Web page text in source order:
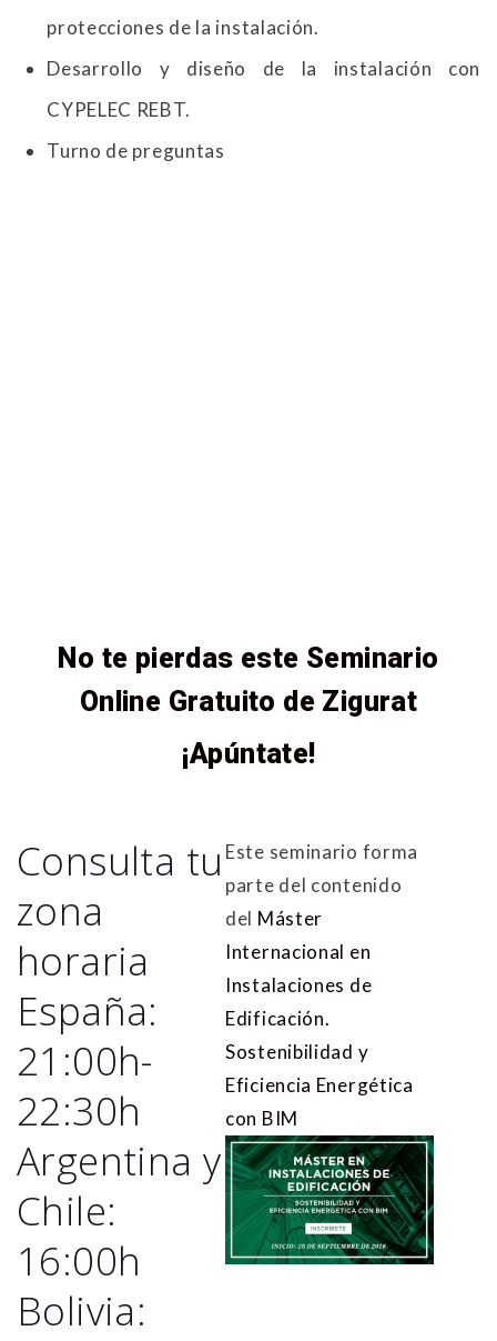
protecciones de la instalación.
Desarrollo y diseño de la instalación con
CYPELEC REBT.
Turno de preguntas
No te pierdas este Seminario
Online Gratuito de Zigurat
¡Apúntate!
Consulta tu
zona
horaria
España:
21:00h-
22:30h
Argentina y
Chile:
16:00h
Bolivia:
Este seminario forma
parte del contenido
del Máster
Internacional en
Instalaciones de
Edificación.
Sostenibilidad y
Eficiencia Energética
con BIM